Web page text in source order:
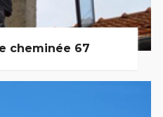
cheminée 67